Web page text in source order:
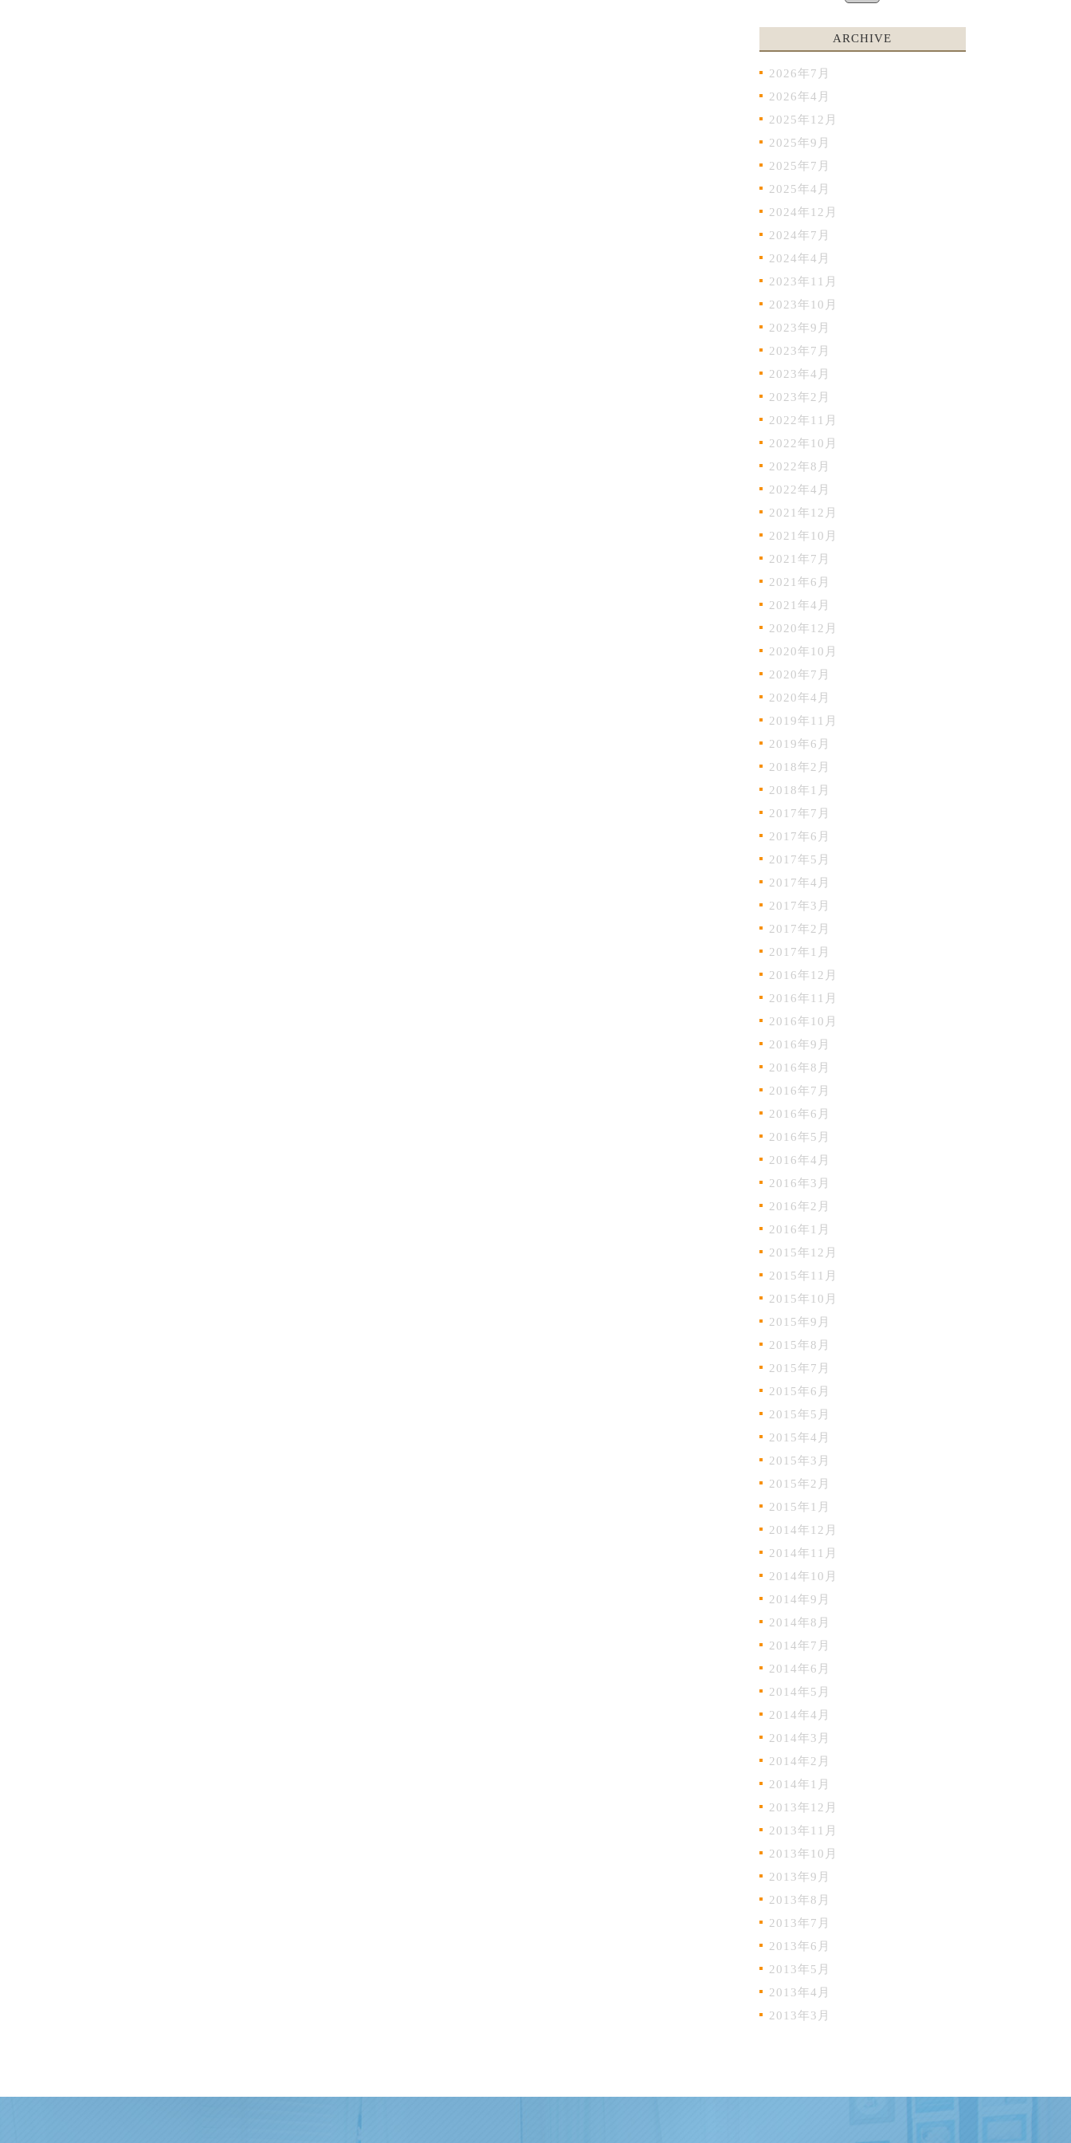
ARCHIVE
2026年7月
2026年4月
2025年12月
2025年9月
2025年7月
2025年4月
2024年12月
2024年7月
2024年4月
2023年11月
2023年10月
2023年9月
2023年7月
2023年4月
2023年2月
2022年11月
2022年10月
2022年8月
2022年4月
2021年12月
2021年10月
2021年7月
2021年6月
2021年4月
2020年12月
2020年10月
2020年7月
2020年4月
2019年11月
2019年6月
2018年2月
2018年1月
2017年7月
2017年6月
2017年5月
2017年4月
2017年3月
2017年2月
2017年1月
2016年12月
2016年11月
2016年10月
2016年9月
2016年8月
2016年7月
2016年6月
2016年5月
2016年4月
2016年3月
2016年2月
2016年1月
2015年12月
2015年11月
2015年10月
2015年9月
2015年8月
2015年7月
2015年6月
2015年5月
2015年4月
2015年3月
2015年2月
2015年1月
2014年12月
2014年11月
2014年10月
2014年9月
2014年8月
2014年7月
2014年6月
2014年5月
2014年4月
2014年3月
2014年2月
2014年1月
2013年12月
2013年11月
2013年10月
2013年9月
2013年8月
2013年7月
2013年6月
2013年5月
2013年4月
2013年3月